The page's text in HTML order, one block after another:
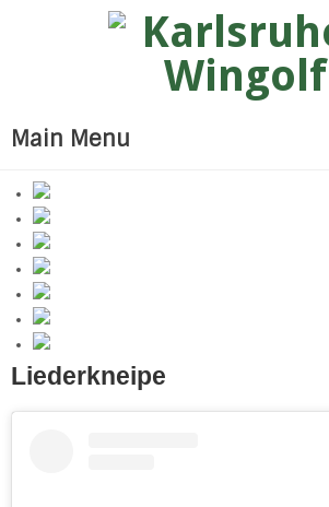
Main Menu
Liederkneipe